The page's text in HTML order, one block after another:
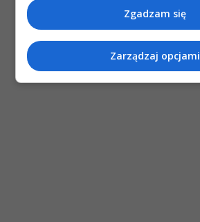
Zgadzam się
Zarządzaj opcjami